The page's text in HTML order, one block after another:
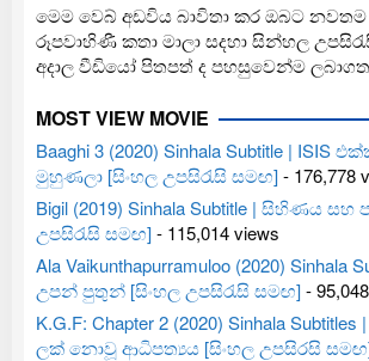
මෙම වෙබ් අඩවිය බාවිතා කර ඔබට නවතම
රූපවාහිණී කතා මාලා සදහා සින්හල
අදාල වීඩියෝ පිතපත් ද පහසුවෙන්ම
MOST VIEW MOVIE
Baaghi 3 (2020) Sinhala Subtitle | ISIS
මුහුණලා [සිංහල උපසිරැසි සමඟ]- 176,778
Bigil (2019) Sinhala Subtitle | සිහිණය
උපසිරැසි සමඟ]- 115,014 views
Ala Vaikunthapurramuloo (2020) Sinhala
උපන් පුතුන් [සිංහල උපසිරැසි සමඟ]-
K.G.F: Chapter 2 (2020) Sinhala
ලක් නොවූ ආධිපත්‍යය [සිංහල උපසිරසි